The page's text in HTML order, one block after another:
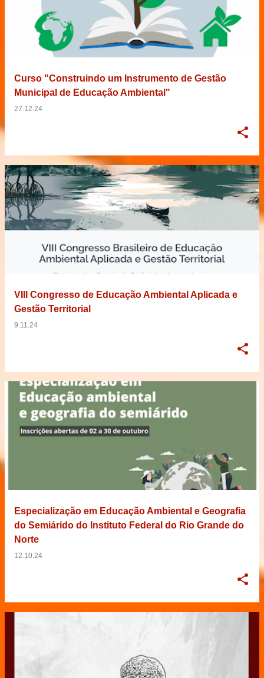
Curso "Construindo um Instrumento de Gestão
Municipal de Educação Ambiental"
27.12.24
VIII Congresso de Educação Ambiental Aplicada e
Gestão Territorial
9.11.24
Especialização em Educação Ambiental e Geografia
do Semiárido do Instituto Federal do Rio Grande do
Norte
12.10.24